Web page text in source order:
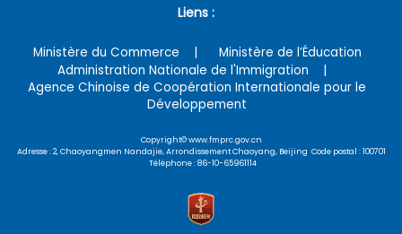
Liens :
Ministère du Commerce
Ministère de l’Éducation
Administration Nationale de l'Immigration
Agence Chinoise de Coopération Internationale pour le
Développement
Copyright© www.fmprc.gov.cn
Adresse : 2, Chaoyangmen Nandajie, Arrondissement Chaoyang, Beijing Code postal : 100701
Téléphone : 86-10-65961114